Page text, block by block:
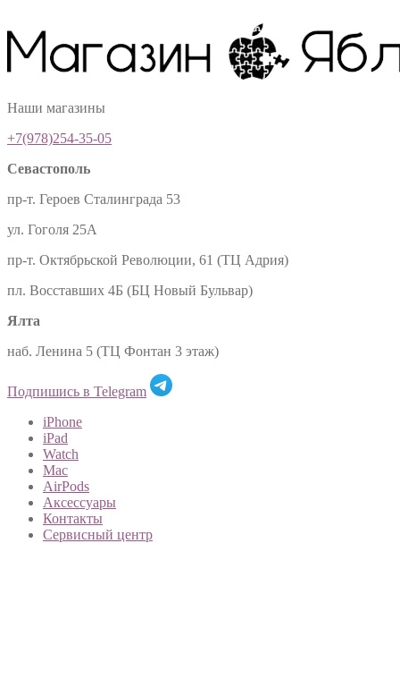
Наши магазины
+7(978)254-35-05
Севастополь
пр-т. Героев Сталинграда 53
ул. Гоголя 25А
пр-т. Октябрьской Революции, 61 (ТЦ Адрия)
пл. Восставших 4Б (БЦ Новый Бульвар)
Ялта
наб. Ленина 5 (ТЦ Фонтан 3 этаж)
Подпишись в Telegram
iPhone
iPad
Watch
Mac
AirPods
Аксессуары
Контакты
Сервисный центр